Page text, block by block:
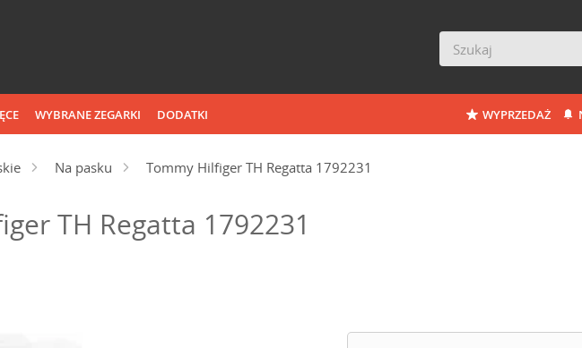
WYBRANE ZEGARKI DODATKI WYPRZEDAŻ
Na pasku Tommy Hilfiger TH Regatta 1792231
TH Regatta 1792231